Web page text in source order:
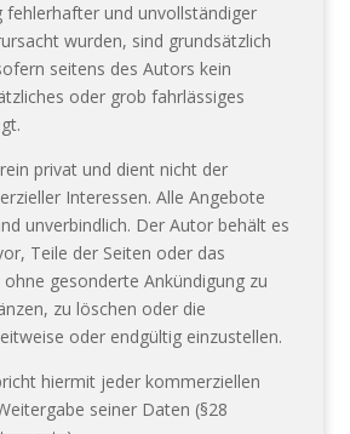
fehlerhafter und unvollständiger
wurden, sind grundsätzlich
seitens des Autors kein
oder grob fahrlässiges
privat und dient nicht der
Interessen. Alle Angebote
unverbindlich. Der Autor behält es
Teile der Seiten oder das
gesonderte Ankündigung zu
zu löschen oder die
oder endgültig einzustellen.
hiermit jeder kommerziellen
seiner Daten (§28